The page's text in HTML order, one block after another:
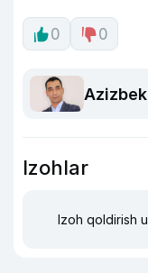
0 0
Izohlar
Izoh qoldirish